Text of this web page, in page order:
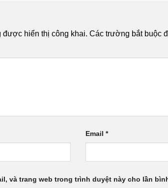
được hiển thị công khai. Các trường bắt buộc
Email*
và trang web trong trình duyệt này cho lần